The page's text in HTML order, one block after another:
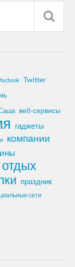
Twitter
веб-сервисы
гаджеты
компании
отдых
праздник
сети